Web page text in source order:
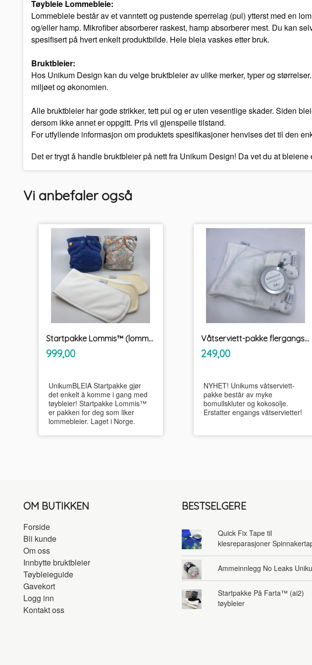
Tøybleie Lommebleie:
Lommebleie består av et vanntett og pustende sperrelag (pul) ytterst med en
og/eller hamp. Mikrofiber absorberer raskest, hamp absorberer mest. Du kan
spesifisert på hvert enkelt produktbilde. Hele bleia vaskes etter bruk.
Bruktbleier:
Hos Unikum Design kan du velge bruktbleier av ulike merker, typer og
miljøet og økonomien.
Alle bruktbleier har gode strikker, tett pul og er uten vesentlige skader. Siden
dersom ikke annet er oppgitt. Pris vil gjenspeile tilstand.
For utfyllende informasjon om produktets spesifikasjoner henvises det til den
Det er trygt å handle bruktbleier på nett fra Unikum Design! Da vet du at
Vi anbefaler også
Startpakke Lommis™ (lommebleie) tøybleier
Pris
999,00mva.
UnikumBLEIA Startpakke gjør
det enkelt å komme i gang med
tøybleier! Startpakke Lommis™
er pakken for deg som liker
lommebleier. Laget i Norge.
Våtserviett-pakke flergangs Unikum
Pris
249,00inkl.
mva.
NYHET! Unikums våtserviett-
pakke består av myke
bomullskluter og kokosolje.
Erstatter engangs våtservietter!
OM BUTIKKEN
Forside
Bli kunde
Om oss
Innbytte bruktbleier
Tøybleieguide
Gavekort
Logg inn
Kontakt oss
BESTSELGERE
Quick Fix Tape til
klesreparasjoner
Ammeinnlegg No Leaks
Startpakke På Farta™ (ai2)
tøybleier